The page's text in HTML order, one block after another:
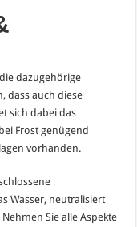
dazugehörige
dass auch diese
sich dabei das
Frost genügend
vorhanden.
Wasser, neutralisiert
Sie alle Aspekte